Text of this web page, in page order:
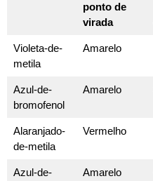
ponto de
virada
Violeta-de-
metila
Amarelo
Azul-de-
bromofenol
Amarelo
Alaranjado-
de-metila
Vermelho
Azul-de-
Amarelo